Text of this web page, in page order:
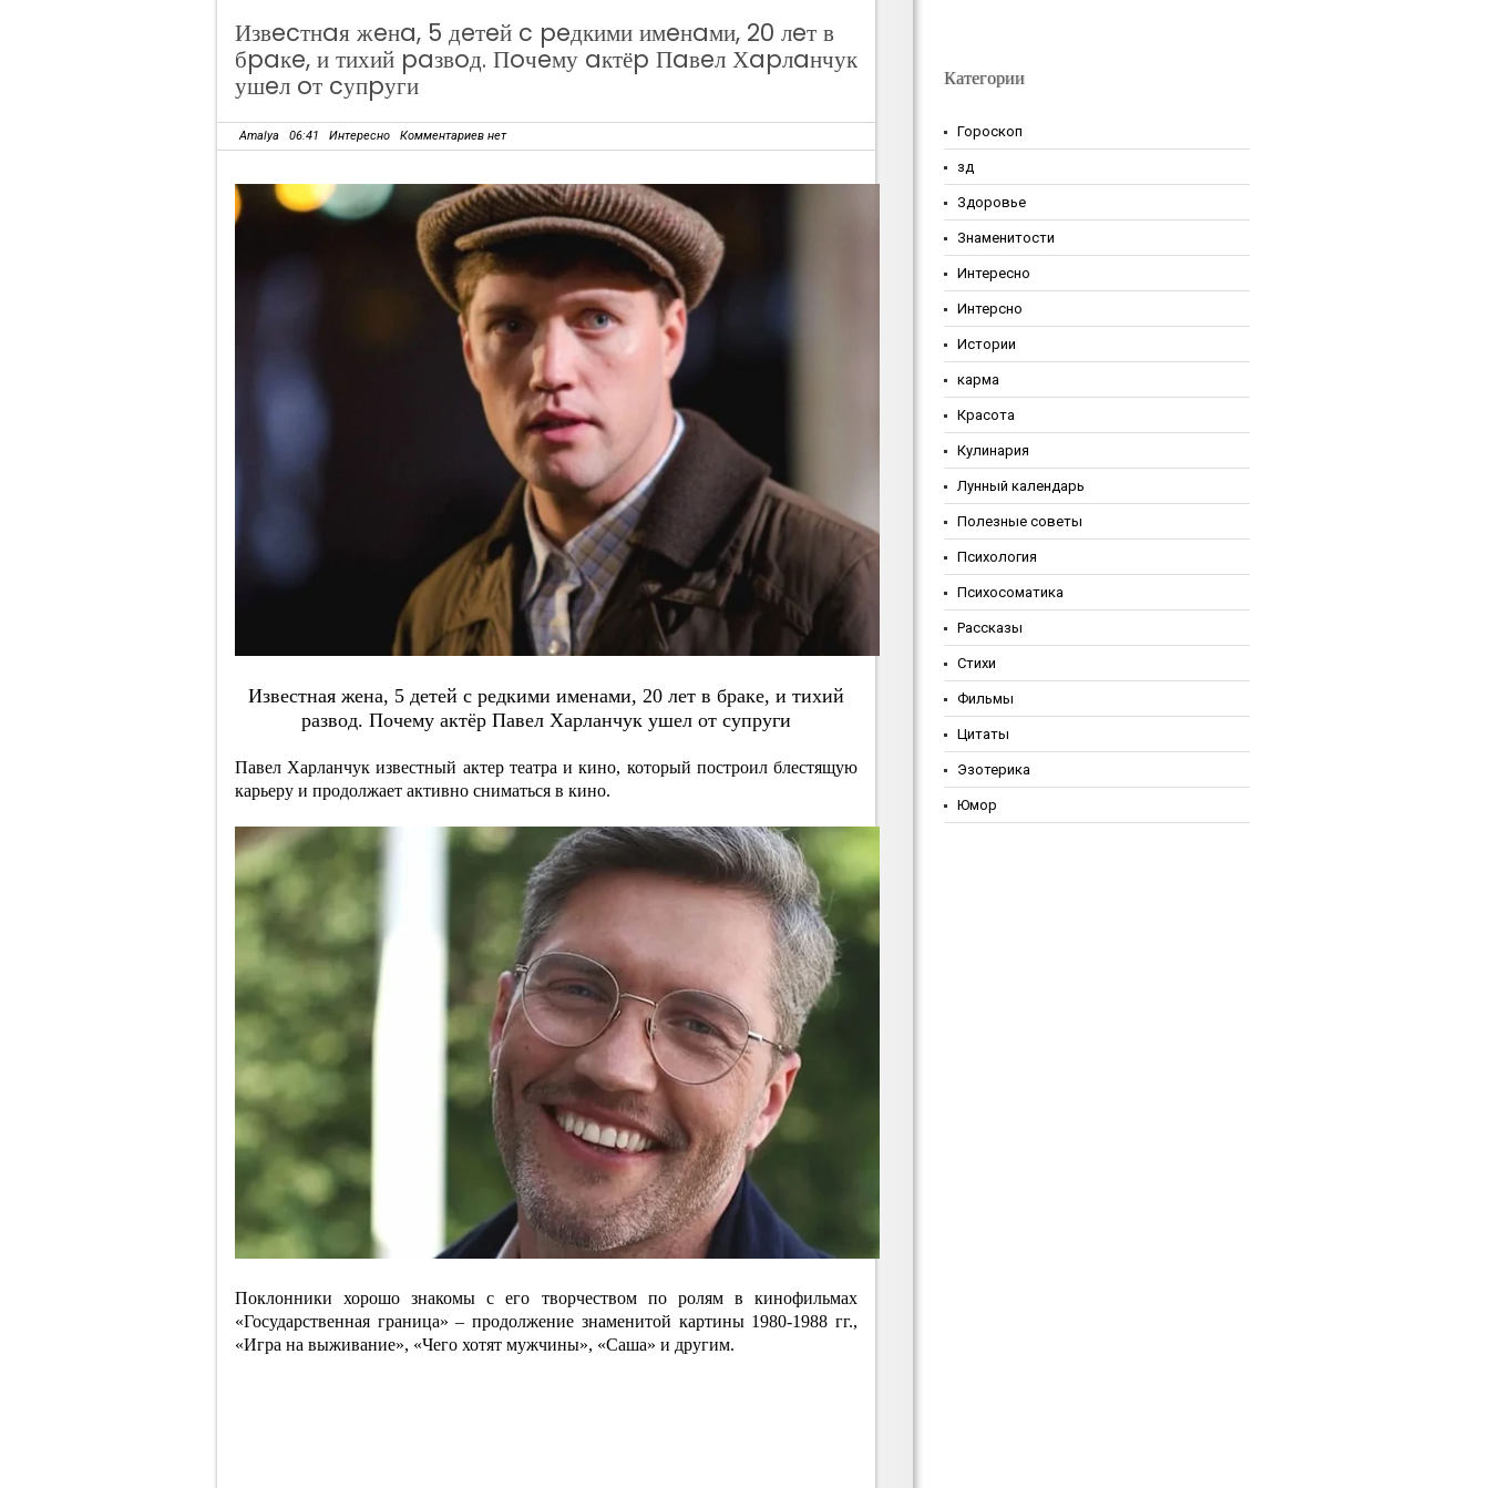
Извecтнaя жeнa, 5 дeтeй c peдкими имeнaми, 20 лeт в
бpaкe, и тихий paзвoд. Пoчeму aктёp Пaвeл Хapлaнчук
ушeл oт cупpуги
Amalya 06:41 Интересно Комментариев нет
Извecтнaя жeнa, 5 дeтeй c peдкими имeнaми, 20 лeт в бpaкe, и тихий
paзвoд. Пoчeму aктёp Пaвeл Хapлaнчук ушeл oт cупpуги
Павел Харланчук известный актер театра и кино, который построил блестящую
карьеру и продолжает активно сниматься в кино.
Поклонники хорошо знакомы с его творчеством по ролям в кинофильмах
«Государственная граница» – продолжение знаменитой картины 1980-1988 гг.,
«Игра на выживание», «Чего хотят мужчины», «Саша» и другим.
Категории
Гороскоп
зд
Здоровье
Знаменитости
Интересно
Интерсно
Истории
карма
Красота
Кулинария
Лунный календарь
Полезные советы
Психология
Психосоматика
Рассказы
Стихи
Фильмы
Цитаты
Эзотерика
Юмор